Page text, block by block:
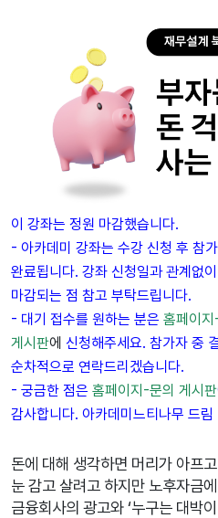
이 강좌는 정원 마감했습니다.
- 아카데미 강좌는 수강 신청 후 참
완료됩니다. 강좌 신청일과 관계없
마감되는 점 참고 부탁드립니다.
- 대기 접수를 원하는 분은 홈페이지
게시판에 신청해주세요. 참가자 중
순차적으로 연락드리겠습니다.
- 궁금한 점은 홈페이지-문의 게시판
감사합니다. 아카데미느티나무 드림
돈에 대해 생각하면 머리가 아프
눈 감고 살려고 하지만 노후자금
금융회사의 광고와 ‘누구는 대박